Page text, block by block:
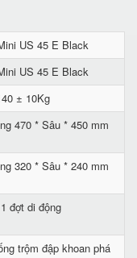
US 45 E Black
US 45 E Black
± 10Kg
470 * Sâu * 450 mm
320 * Sâu * 240 mm
đợt di động
trộm đập khoan phá